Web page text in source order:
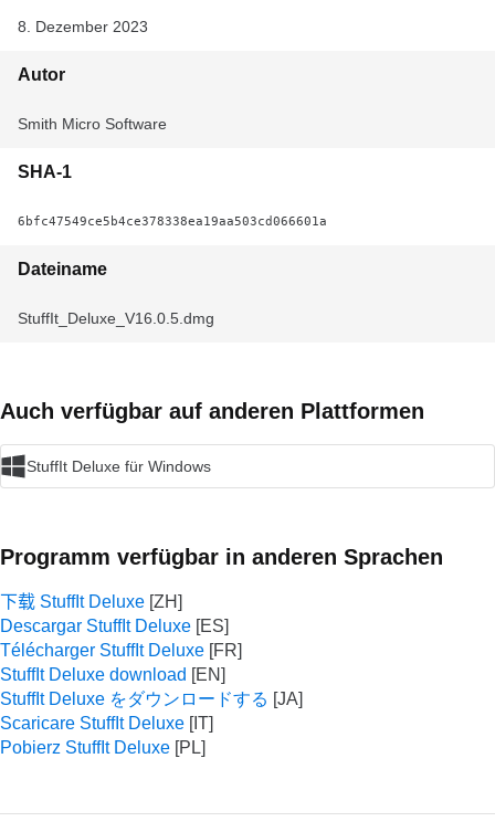
8. Dezember 2023
Autor
Smith Micro Software
SHA-1
6bfc47549ce5b4ce378338ea19aa503cd066601a
Dateiname
StuffIt_Deluxe_V16.0.5.dmg
Auch verfügbar auf anderen Plattformen
StuffIt Deluxe für Windows
Programm verfügbar in anderen Sprachen
下载 StuffIt Deluxe
Descargar StuffIt Deluxe
Télécharger StuffIt Deluxe
StuffIt Deluxe download
StuffIt Deluxe をダウンロードする
Scaricare StuffIt Deluxe
Pobierz StuffIt Deluxe